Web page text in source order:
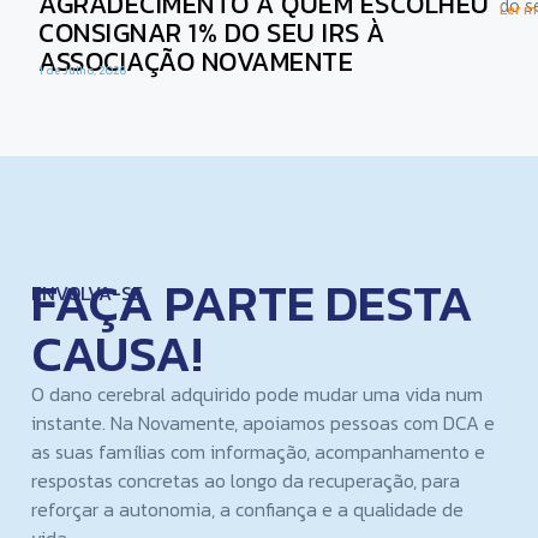
CONSIGNAR 1% DO SEU IRS À
ASSOCIAÇÃO NOVAMENTE
1 de Julho, 2026
do
Ler
ENVOLVA-SE
FAÇA PARTE DESTA
CAUSA!
O dano cerebral adquirido pode mudar uma vida num
instante. Na Novamente, apoiamos pessoas com DCA e
as suas famílias com informação, acompanhamento e
respostas concretas ao longo da recuperação, para
reforçar a autonomia, a confiança e a qualidade de